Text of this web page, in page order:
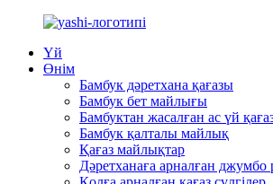
Үй
Өнім
Бамбук дәретхана қағазы
Бамбук бет майлығы
Бамбуктан жасалған ас үй қағаз
Бамбук қалталы майлық
Қағаз майлықтар
Дәретханаға арналған джумбо